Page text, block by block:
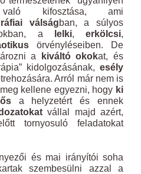
való kifosztása, ami
válságban, a súlyos
a lelki, erkölcsi,
örvényléseiben. De
a
kiváltó okokat, és
kidolgozásának, esély
Arról már nem is
kellene egyezni, hogy ki
a helyzetért és ennek
vállal majd azért,
tornyosuló feladatokat
és mai irányítói soha
szembesülni azzal a